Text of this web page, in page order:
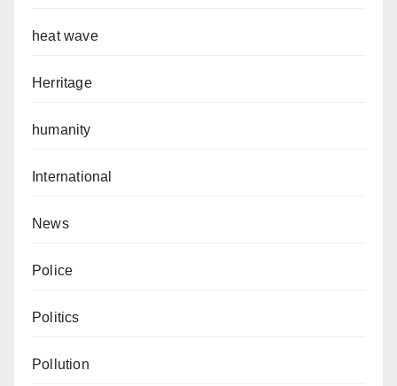
heat wave
Herritage
humanity
International
News
Police
Politics
Pollution